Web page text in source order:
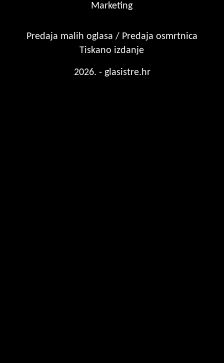
Marketing
Predaja malih oglasa / Predaja osmrtnica
Tiskano izdanje
2026. - glasistre.hr